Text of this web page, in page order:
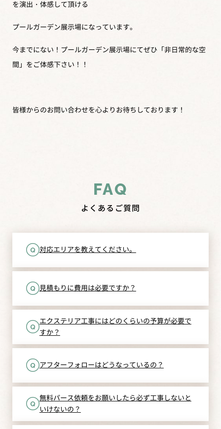
を演出・体感して頂ける
プールガーデン展示場になっています。
今までにない！プールガーデン展示場にてぜひ「非日常的な空
間」をご体感下さい！！
皆様からのお問い合わせを心よりお待ちしております！
FAQ
よくあるご質問
対応エリアを教えてください。
見積もりに費用は必要ですか？
エクステリア工事にはどのくらいの予算が必要で
すか？
アフターフォローはどうなっているの？
無料パース依頼をお願いしたら必ず工事しないと
いけないの？